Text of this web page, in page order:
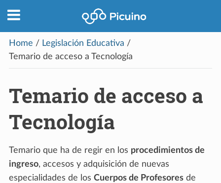
Home / Legislación Educativa /
Temario de acceso a Tecnología
Temario de acceso a
Tecnología
Temario que ha de regir en los procedimientos de
ingreso, accesos y adquisición de nuevas
especialidades de los Cuerpos de Profesores de